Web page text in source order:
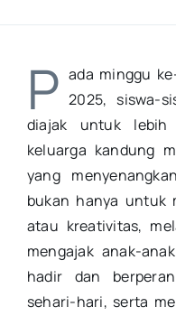
P ada minggu
2025, siswa-
diajak untuk lebih
keluarga kandung
yang
bukan hanya untuk
atau kreativitas,
mengajak anak-
hadir dan
sehari-hari, serta